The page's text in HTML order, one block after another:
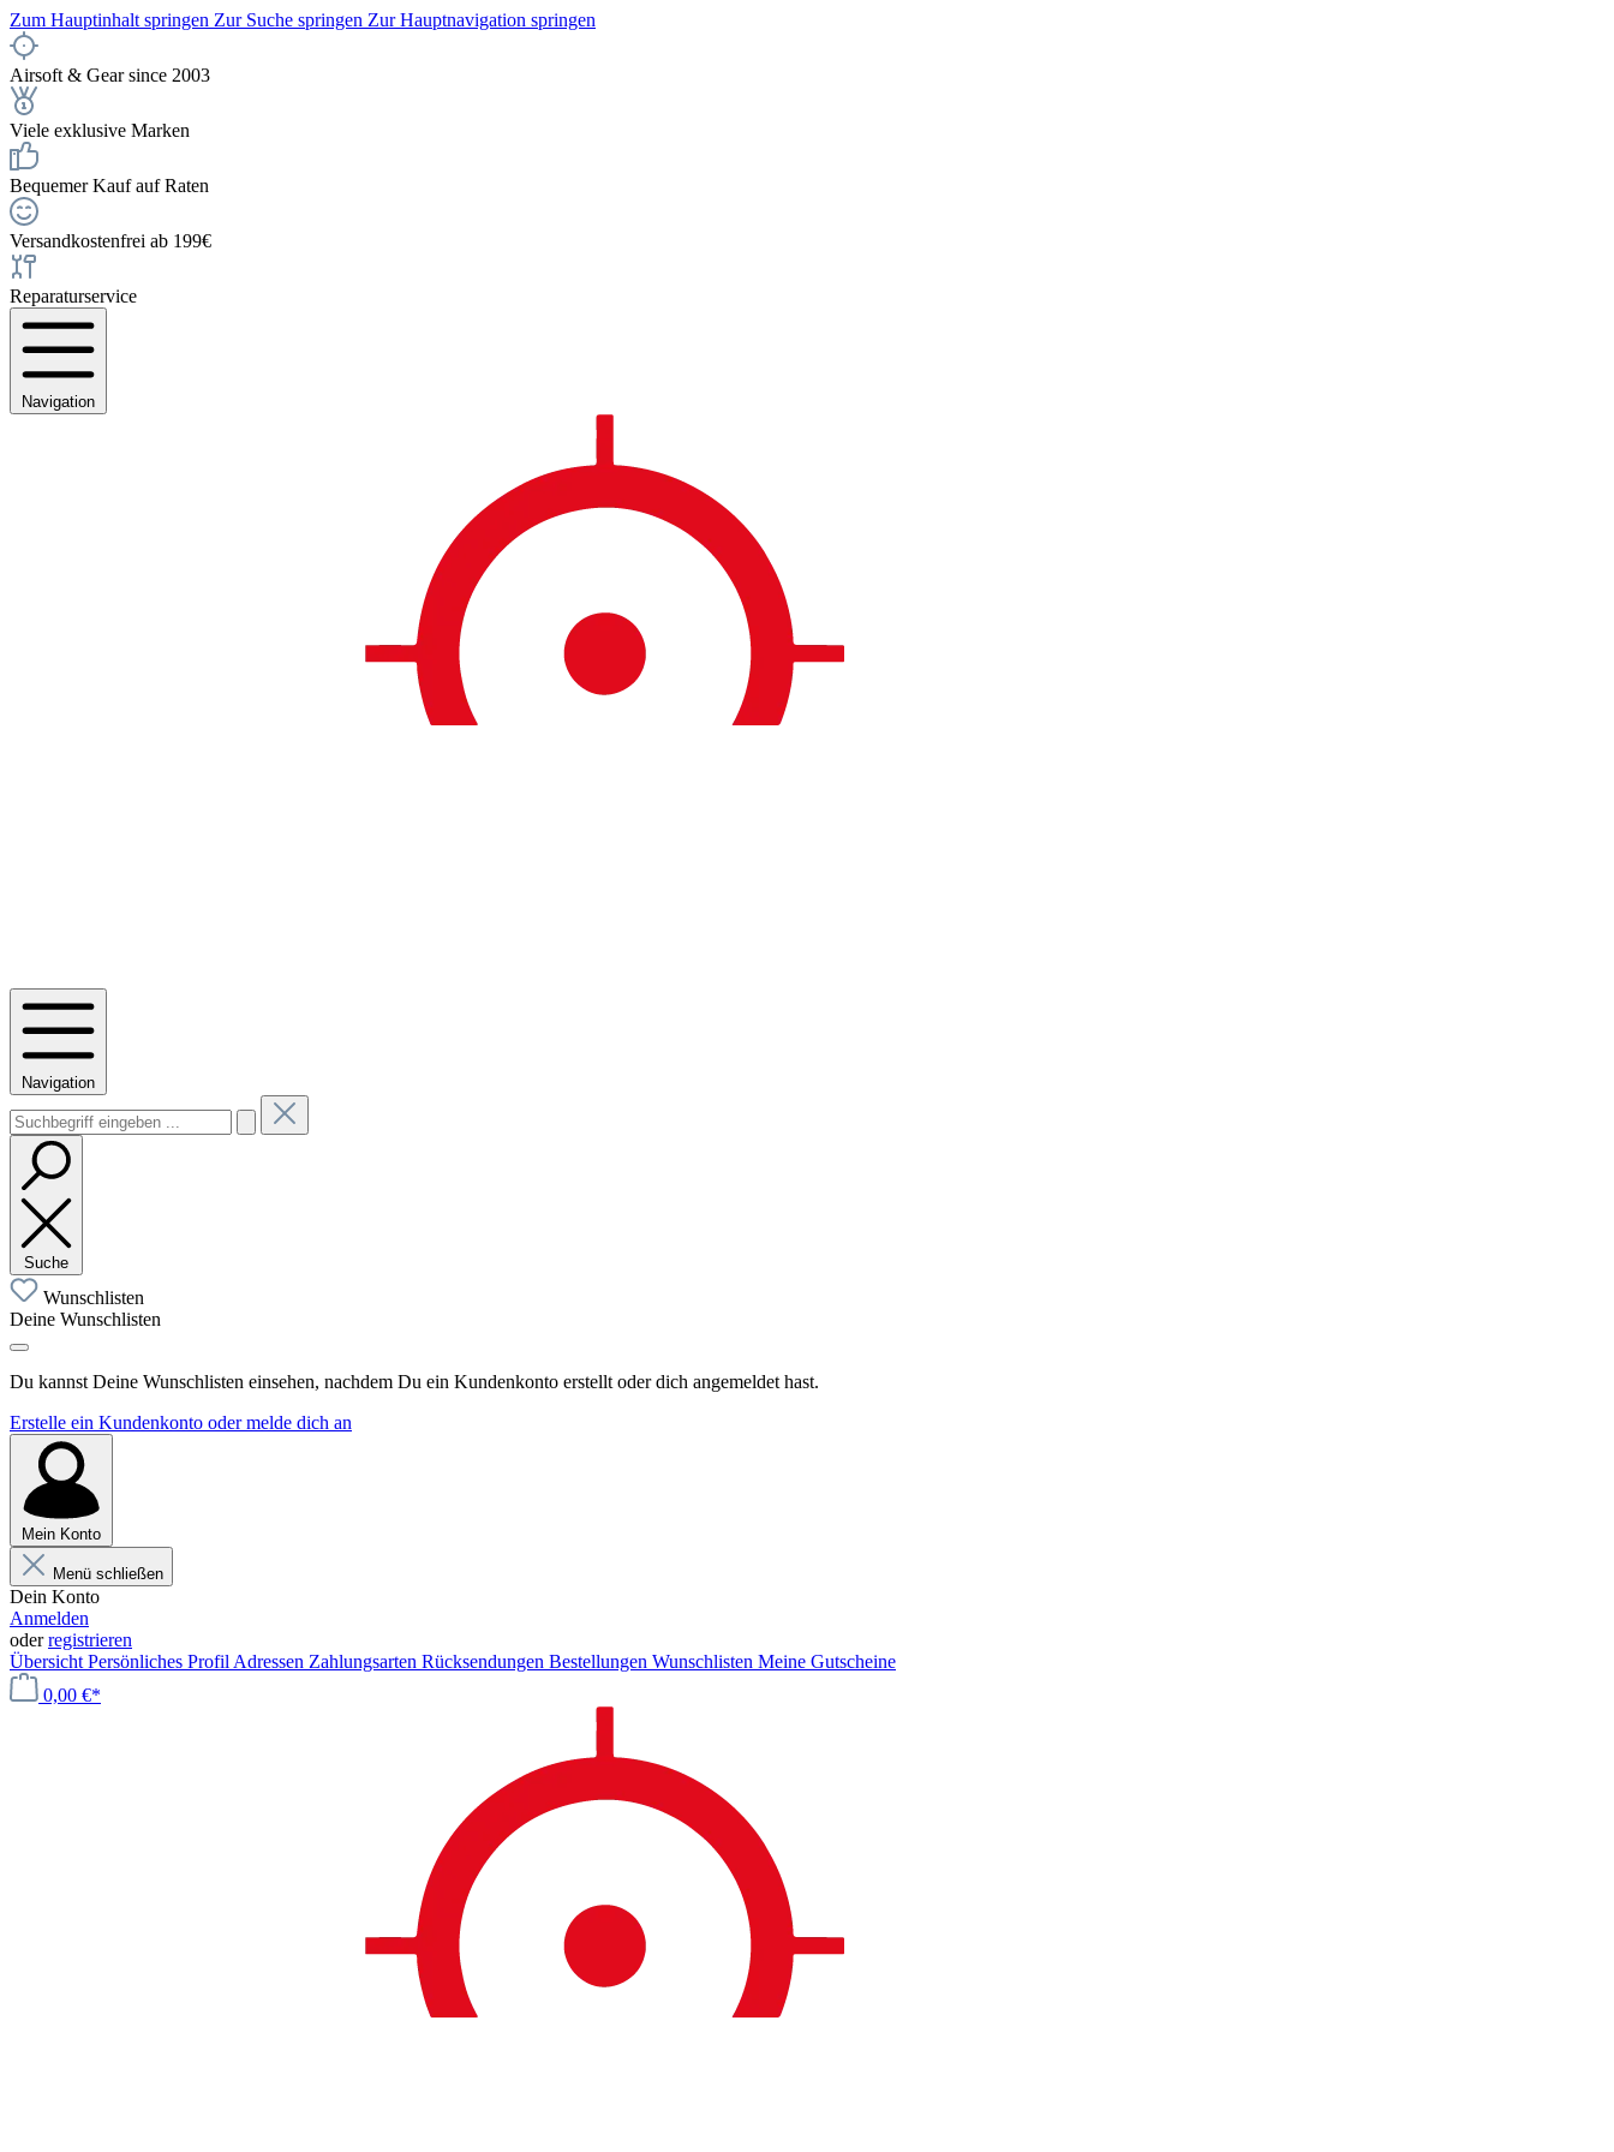
Zum Hauptinhalt springen Zur Suche springen Zur Hauptnavigation springen
Airsoft & Gear since 2003
Viele exklusive Marken
Bequemer Kauf auf Raten
Versandkostenfrei ab 199€
Reparaturservice
Navigation
Navigation
Suche
Wunschlisten
Deine Wunschlisten
Du kannst Deine Wunschlisten einsehen, nachdem Du ein Kundenkonto erstellt oder dich angemeldet hast.
Erstelle ein Kundenkonto oder melde dich an
Mein Konto
Menü schließen
Dein Konto
Anmelden
oderregistrieren
Übersicht Persönliches Profil Adressen Zahlungsarten Rücksendungen Bestellungen Wunschlisten Meine Gutscheine
0,00 €*